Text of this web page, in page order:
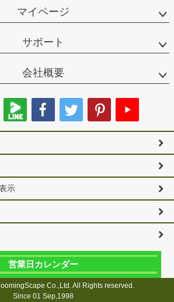
マイページ
サポート
会社概要
示
営業日カレンダー
Co.,Ltd. All Rights reserved.
Since 01 Sep,1998